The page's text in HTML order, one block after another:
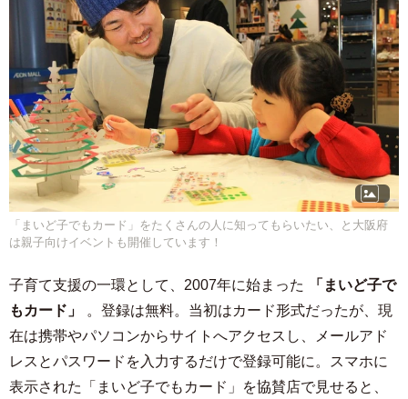
「まいど子でもカード」をたくさんの人に知ってもらいたい、と大阪府
は親子向けイベントも開催しています！
子育て支援の一環として、2007年に始まった
「まいど子で
もカード」
。登録は無料。当初はカード形式だったが、現
在は携帯やパソコンからサイトへアクセスし、メールアド
レスとパスワードを入力するだけで登録可能に。スマホに
表示された「まいど子でもカード」を協賛店で見せると、